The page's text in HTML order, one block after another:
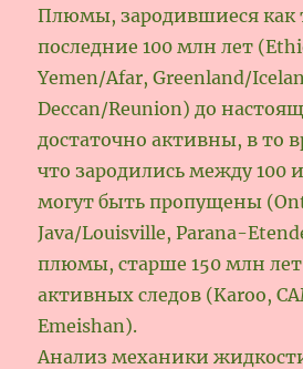
Плюмы, зародившиеся как
последние 100 млн лет
Yemen/Afar, Greenland/
Deccan/Reunion) до
достаточно активны, в то
что зародились между 100
могут быть пропущены
Java/Louisville, Parana-
плюмы, старше 150 млн
активных следов (Karoo,
Emeishan).
Анализ механики